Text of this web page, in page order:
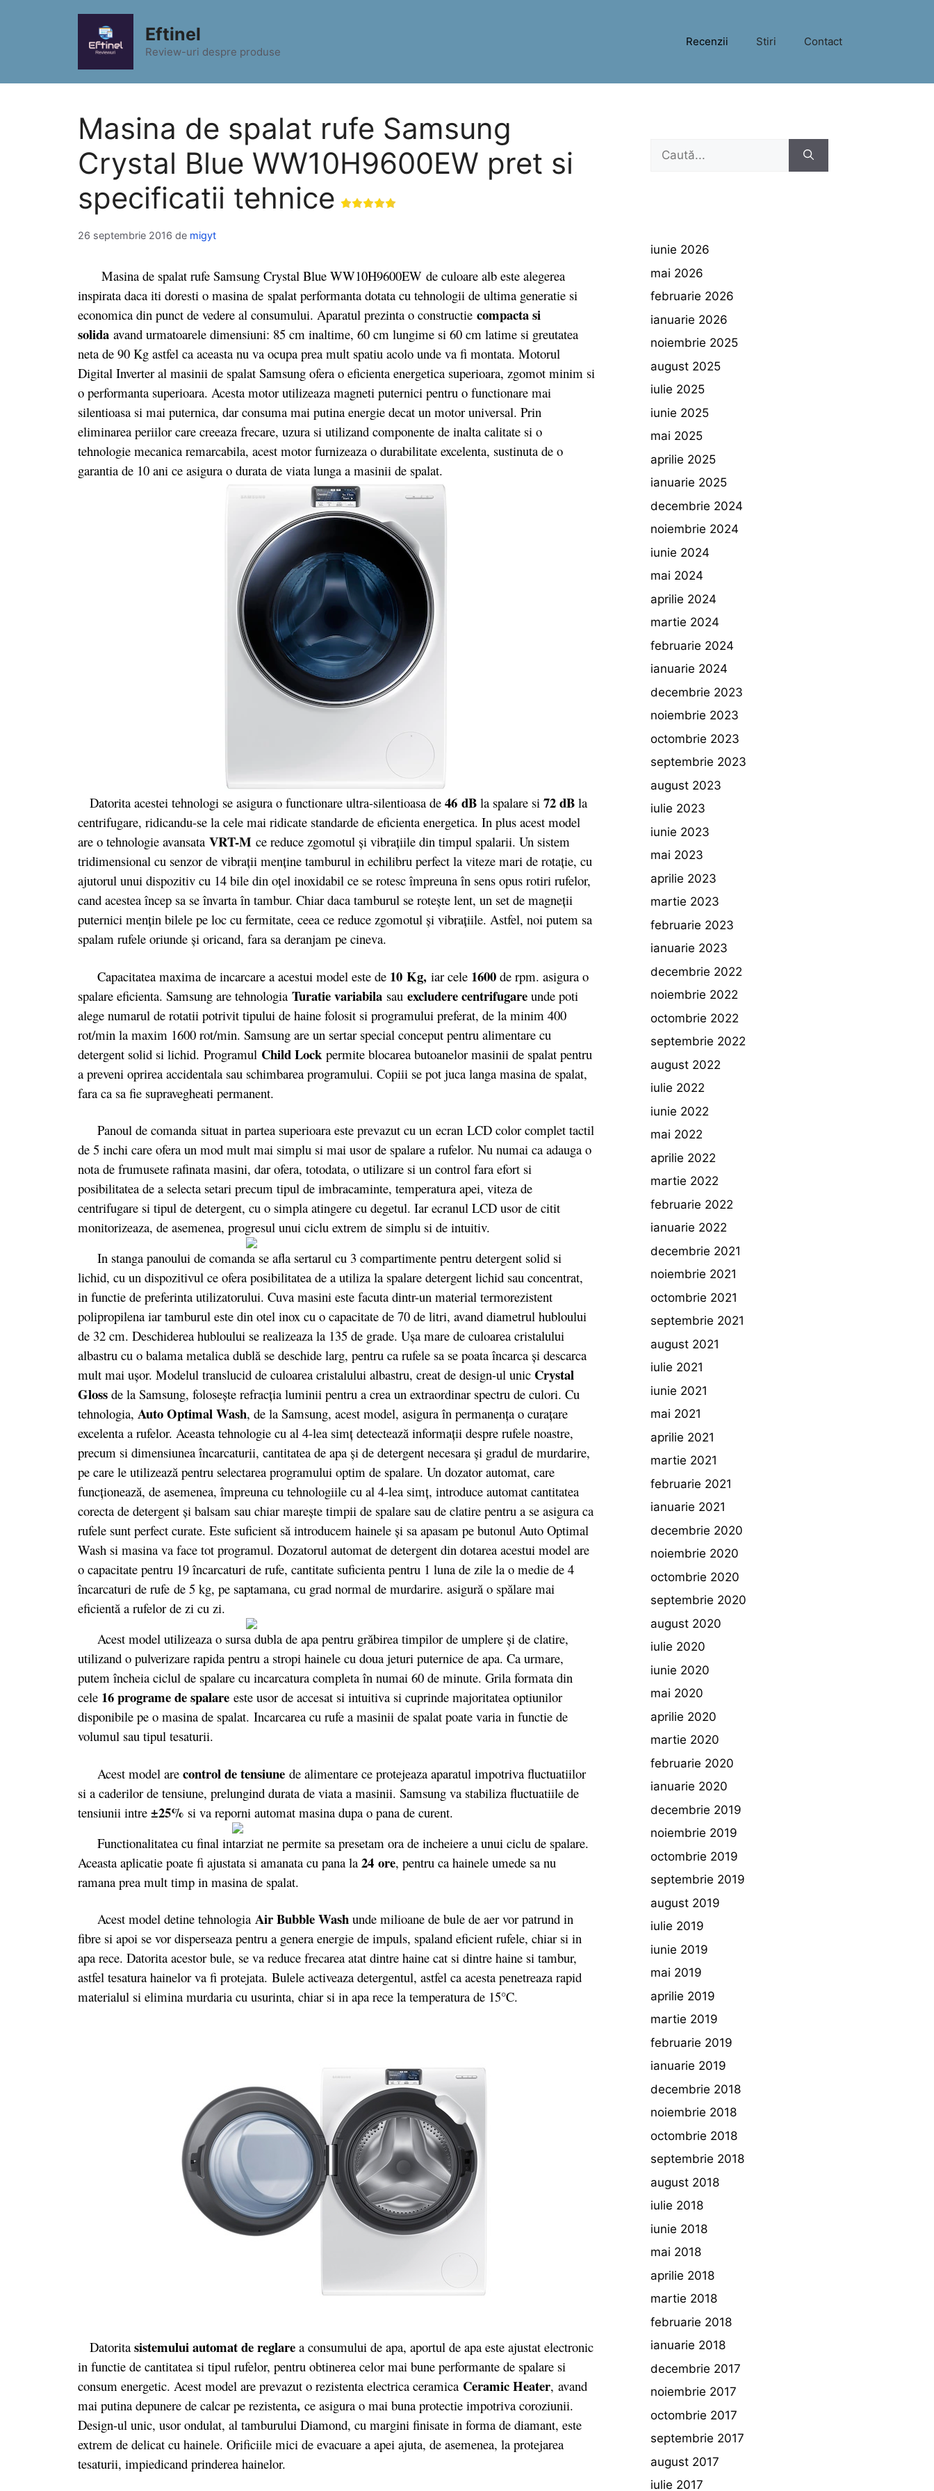
Eftinel
Review-uri despre produse
Recenzii Stiri Contact
Masina de spalat rufe Samsung
Crystal Blue WW10H9600EW pret si
specificatii tehnice
26 septembrie 2016 de migyt
Masina de spalat rufe Samsung Crystal Blue WW10H9600EW de culoare alb este alegerea
inspirata daca iti doresti o masina de spalat performanta dotata cu tehnologii de ultima generatie si
economica din punct de vedere al consumului. Aparatul prezinta o constructie compacta si
solida avand urmatoarele dimensiuni: 85 cm inaltime, 60 cm lungime si 60 cm latime si greutatea
neta de 90 Kg astfel ca aceasta nu va ocupa prea mult spatiu acolo unde va fi montata. Motorul
Digital Inverter al masinii de spalat Samsung ofera o eficienta energetica superioara, zgomot minim si
o performanta superioara. Acesta motor utilizeaza magneti puternici pentru o functionare mai
silentioasa si mai puternica, dar consuma mai putina energie decat un motor universal. Prin
eliminarea periilor care creeaza frecare, uzura si utilizand componente de inalta calitate si o
tehnologie mecanica remarcabila, acest motor furnizeaza o durabilitate excelenta, sustinuta de o
garantia de 10 ani ce asigura o durata de viata lunga a masinii de spalat.
Datorita acestei tehnologi se asigura o functionare ultra-silentioasa de 46 dB la spalare si 72 dB la
centrifugare, ridicandu-se la cele mai ridicate standarde de eficienta energetica. In plus acest model
are o tehnologie avansata VRT-M ce reduce zgomotul şi vibraţiile din timpul spalarii. Un sistem
tridimensional cu senzor de vibraţii menţine tamburul in echilibru perfect la viteze mari de rotaţie, cu
ajutorul unui dispozitiv cu 14 bile din oţel inoxidabil ce se rotesc împreuna în sens opus rotiri rufelor,
cand acestea încep sa se învarta în tambur. Chiar daca tamburul se roteşte lent, un set de magneţii
puternici menţin bilele pe loc cu fermitate, ceea ce reduce zgomotul şi vibraţiile. Astfel, noi putem sa
spalam rufele oriunde şi oricand, fara sa deranjam pe cineva.
Capacitatea maxima de incarcare a acestui model este de 10 Kg, iar cele 1600 de rpm. asigura o
spalare eficienta. Samsung are tehnologia Turatie variabila sau excludere centrifugare unde poti
alege numarul de rotatii potrivit tipului de haine folosit si programului preferat, de la minim 400
rot/min la maxim 1600 rot/min. Samsung are un sertar special conceput pentru alimentare cu
detergent solid si lichid. Programul Child Lock permite blocarea butoanelor masinii de spalat pentru
a preveni oprirea accidentala sau schimbarea programului. Copiii se pot juca langa masina de spalat,
fara ca sa fie supravegheati permanent.
Panoul de comanda situat in partea superioara este prevazut cu un ecran LCD color complet tactil
de 5 inchi care ofera un mod mult mai simplu si mai usor de spalare a rufelor. Nu numai ca adauga o
nota de frumusete rafinata masini, dar ofera, totodata, o utilizare si un control fara efort si
posibilitatea de a selecta setari precum tipul de imbracaminte, temperatura apei, viteza de
centrifugare si tipul de detergent, cu o simpla atingere cu degetul. Iar ecranul LCD usor de citit
monitorizeaza, de asemenea, progresul unui ciclu extrem de simplu si de intuitiv.
In stanga panoului de comanda se afla sertarul cu 3 compartimente pentru detergent solid si
lichid, cu un dispozitivul ce ofera posibilitatea de a utiliza la spalare detergent lichid sau concentrat,
in functie de preferinta utilizatorului. Cuva masini este facuta dintr-un material termorezistent
polipropilena iar tamburul este din otel inox cu o capacitate de 70 de litri, avand diametrul hubloului
de 32 cm. Deschiderea hubloului se realizeaza la 135 de grade. Uşa mare de culoarea cristalului
albastru cu o balama metalica dublă se deschide larg, pentru ca rufele sa se poata încarca şi descarca
mult mai uşor. Modelul translucid de culoarea cristalului albastru, creat de design-ul unic Crystal
Gloss de la Samsung, foloseşte refracţia luminii pentru a crea un extraordinar spectru de culori. Cu
tehnologia, Auto Optimal Wash, de la Samsung, acest model, asigura în permanenţa o curaţare
excelenta a rufelor. Aceasta tehnologie cu al 4-lea simţ detectează informaţii despre rufele noastre,
precum si dimensiunea încarcaturii, cantitatea de apa şi de detergent necesara şi gradul de murdarire,
pe care le utilizează pentru selectarea programului optim de spalare. Un dozator automat, care
funcţionează, de asemenea, împreuna cu tehnologiile cu al 4-lea simţ, introduce automat cantitatea
corecta de detergent şi balsam sau chiar mareşte timpii de spalare sau de clatire pentru a se asigura ca
rufele sunt perfect curate. Este suficient să introducem hainele şi sa apasam pe butonul Auto Optimal
Wash si masina va face tot programul. Dozatorul automat de detergent din dotarea acestui model are
o capacitate pentru 19 încarcaturi de rufe, cantitate suficienta pentru 1 luna de zile la o medie de 4
încarcaturi de rufe de 5 kg, pe saptamana, cu grad normal de murdarire. asigură o spălare mai
eficientă a rufelor de zi cu zi.
Acest model utilizeaza o sursa dubla de apa pentru grăbirea timpilor de umplere şi de clatire,
utilizand o pulverizare rapida pentru a stropi hainele cu doua jeturi puternice de apa. Ca urmare,
putem încheia ciclul de spalare cu incarcatura completa în numai 60 de minute. Grila formata din
cele 16 programe de spalare este usor de accesat si intuitiva si cuprinde majoritatea optiunilor
disponibile pe o masina de spalat. Incarcarea cu rufe a masinii de spalat poate varia in functie de
volumul sau tipul tesaturii.
Acest model are control de tensiune de alimentare ce protejeaza aparatul impotriva fluctuatiilor
si a caderilor de tensiune, prelungind durata de viata a masinii. Samsung va stabiliza fluctuatiile de
tensiunii intre ±25% si va reporni automat masina dupa o pana de curent.
Functionalitatea cu final intarziat ne permite sa presetam ora de incheiere a unui ciclu de spalare.
Aceasta aplicatie poate fi ajustata si amanata cu pana la 24 ore, pentru ca hainele umede sa nu
ramana prea mult timp in masina de spalat.
Acest model detine tehnologia Air Bubble Wash unde milioane de bule de aer vor patrund in
fibre si apoi se vor disperseaza pentru a genera energie de impuls, spaland eficient rufele, chiar si in
apa rece. Datorita acestor bule, se va reduce frecarea atat dintre haine cat si dintre haine si tambur,
astfel tesatura hainelor va fi protejata. Bulele activeaza detergentul, astfel ca acesta penetreaza rapid
materialul si elimina murdaria cu usurinta, chiar si in apa rece la temperatura de 15°C.
Datorita sistemului automat de reglare a consumului de apa, aportul de apa este ajustat electronic
in functie de cantitatea si tipul rufelor, pentru obtinerea celor mai bune performante de spalare si
consum energetic. Acest model are prevazut o rezistenta electrica ceramica Ceramic Heater, avand
mai putina depunere de calcar pe rezistenta, ce asigura o mai buna protectie impotriva coroziunii.
Design-ul unic, usor ondulat, al tamburului Diamond, cu margini finisate in forma de diamant, este
extrem de delicat cu hainele. Orificiile mici de evacuare a apei ajuta, de asemenea, la protejarea
tesaturii, impiedicand prinderea hainelor.
Caută
iunie 2026
mai 2026
februarie 2026
ianuarie 2026
noiembrie 2025
august 2025
iulie 2025
iunie 2025
mai 2025
aprilie 2025
ianuarie 2025
decembrie 2024
noiembrie 2024
iunie 2024
mai 2024
aprilie 2024
martie 2024
februarie 2024
ianuarie 2024
decembrie 2023
noiembrie 2023
octombrie 2023
septembrie 2023
august 2023
iulie 2023
iunie 2023
mai 2023
aprilie 2023
martie 2023
februarie 2023
ianuarie 2023
decembrie 2022
noiembrie 2022
octombrie 2022
septembrie 2022
august 2022
iulie 2022
iunie 2022
mai 2022
aprilie 2022
martie 2022
februarie 2022
ianuarie 2022
decembrie 2021
noiembrie 2021
octombrie 2021
septembrie 2021
august 2021
iulie 2021
iunie 2021
mai 2021
aprilie 2021
martie 2021
februarie 2021
ianuarie 2021
decembrie 2020
noiembrie 2020
octombrie 2020
septembrie 2020
august 2020
iulie 2020
iunie 2020
mai 2020
aprilie 2020
martie 2020
februarie 2020
ianuarie 2020
decembrie 2019
noiembrie 2019
octombrie 2019
septembrie 2019
august 2019
iulie 2019
iunie 2019
mai 2019
aprilie 2019
martie 2019
februarie 2019
ianuarie 2019
decembrie 2018
noiembrie 2018
octombrie 2018
septembrie 2018
august 2018
iulie 2018
iunie 2018
mai 2018
aprilie 2018
martie 2018
februarie 2018
ianuarie 2018
decembrie 2017
noiembrie 2017
octombrie 2017
septembrie 2017
august 2017
iulie 2017